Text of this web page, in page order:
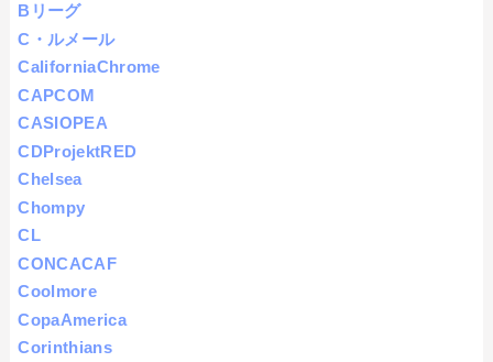
Bリーグ
C・ルメール
CaliforniaChrome
CAPCOM
CASIOPEA
CDProjektRED
Chelsea
Chompy
CL
CONCACAF
Coolmore
CopaAmerica
Corinthians